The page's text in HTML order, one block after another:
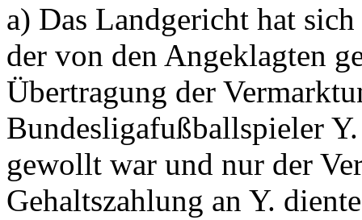
a) Das Landgericht hat
der von den Angeklagten
Übertragung der
Bundesligafußballspieler
gewollt war und nur der
Gehaltszahlung an Y.